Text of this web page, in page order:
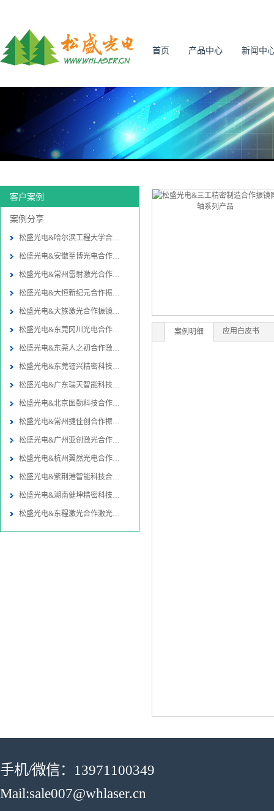
首页 产品中心 新闻中
客户案例
案例分享
松盛光电&哈尔滨工程大学合作振
松盛光电&安徽至博光电合作振镜
松盛光电&常州雷射激光合作振镜
松盛光电&大恒新纪元合作振镜同
松盛光电&大族激光合作振镜同轴
松盛光电&东莞冈川光电合作振镜
松盛光电&东莞人之初合作激光焊
松盛光电&东莞镭兴精密科技合作
松盛光电&广东瑞天智能科技合作
松盛光电&北京图勤科技合作振镜
松盛光电&常州捷佳创合作振镜同
松盛光电&广州亚创激光合作激光
松盛光电&杭州翼然光电合作激光
松盛光电&紫荆港智能科技合作激
松盛光电&湖南健坤精密科技合作
松盛光电&东程激光合作激光切割
案例明细 应用白皮书
手机/微信：13971100349
Mail:sale007@whlaser.cn